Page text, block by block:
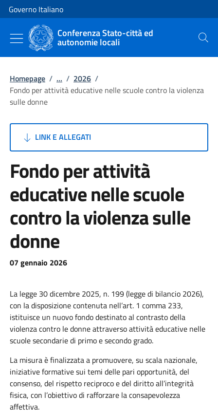
Vai al contenuto
Vai alla navigazione del sito
Governo Italiano
Conferenza Stato-città ed
autonomie locali Cerca
Homepage / ... / 2026 /
Fondo per attività educative nelle scuole contro la violenza
sulle donne
LINK E ALLEGATI
Fondo per attività
educative nelle scuole
contro la violenza sulle
donne
07 gennaio 2026
La legge 30 dicembre 2025, n. 199 (legge di bilancio 2026),
con la disposizione contenuta nell’art. 1 comma 233,
istituisce un nuovo fondo destinato al contrasto della
violenza contro le donne attraverso attività educative nelle
scuole secondarie di primo e secondo grado.
La misura è finalizzata a promuovere, su scala nazionale,
iniziative formative sui temi delle pari opportunità, del
consenso, del rispetto reciproco e del diritto all’integrità
fisica, con l’obiettivo di rafforzare la consapevolezza
affettiva.